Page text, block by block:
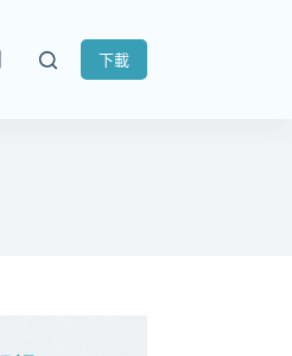
下載